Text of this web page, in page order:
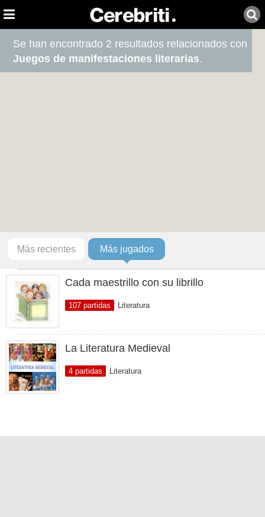
Se han encontrado 2 resultados relacionados con
Juegos de manifestaciones literarias.
Más recientes Más jugados
Cada maestrillo con su librillo
107 partidas Literatura
La Literatura Medieval
4 partidas Literatura